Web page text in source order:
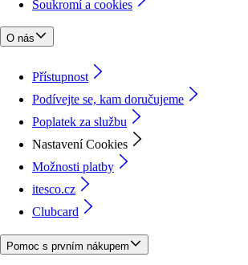
Soukromí a cookies
O nás
Přístupnost
Podívejte se, kam doručujeme
Poplatek za službu
Nastavení Cookies
Možnosti platby
itesco.cz
Clubcard
Pomoc s prvním nákupem